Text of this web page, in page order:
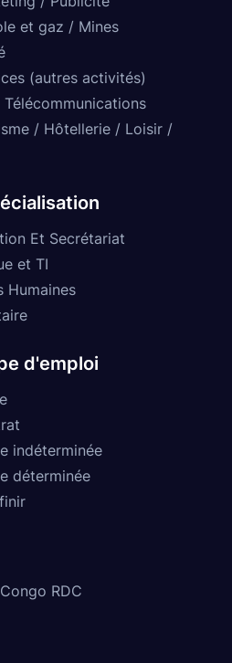
et gaz / Mines
(autres activités)
/ Hôtellerie / Loisir /
Et Secrétariat
et TI
Humaines
d'emploi
indéterminée
déterminée
RDC